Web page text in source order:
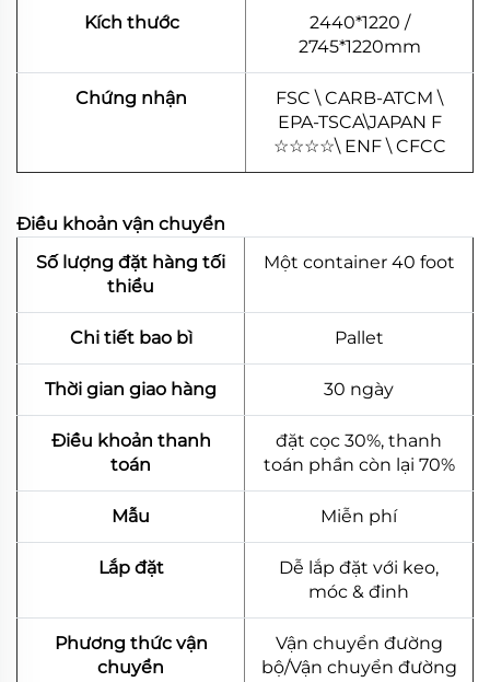
Kích thước
2440*1220 /
2745*1220mm
Chứng nhận
FSC \ CARB-ATCM \
EPA-TSCA\JAPAN F
☆☆☆☆\ ENF \ CFCC
Điều khoản vận chuyển
Số lượng đặt hàng tối
thiểu
Một container 40 foot
Chi tiết bao bì Pallet
Thời gian giao hàng 30 ngày
Điều khoản thanh
toán
đặt cọc 30%, thanh
toán phần còn lại 70%
Mẫu Miễn phí
Lắp đặt
Dễ lắp đặt với keo,
móc & đinh
Phương thức vận
chuyển
Vận chuyển đường
bộ/Vận chuyển đường